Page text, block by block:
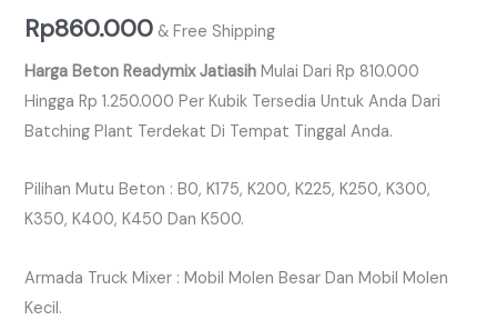
Rp860.000 & Free Shipping
Harga Beton Readymix JatiasihMulai Dari Rp 810.000
Hingga Rp 1.250.000 Per Kubik Tersedia Untuk Anda Dari
Batching Plant Terdekat Di Tempat Tinggal Anda.
Pilihan Mutu Beton : B0, K175, K200, K225, K250, K300,
K350, K400, K450 Dan K500.
Armada Truck Mixer : Mobil Molen Besar Dan Mobil Molen
Kecil.